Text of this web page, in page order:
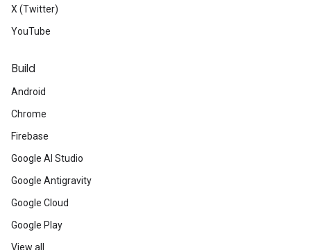
X (Twitter)
YouTube
Build
Android
Chrome
Firebase
Google AI Studio
Google Antigravity
Google Cloud
Google Play
View all